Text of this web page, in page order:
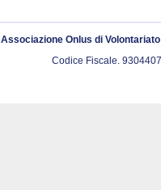
Associazione Onlus di
Codice Fiscale.